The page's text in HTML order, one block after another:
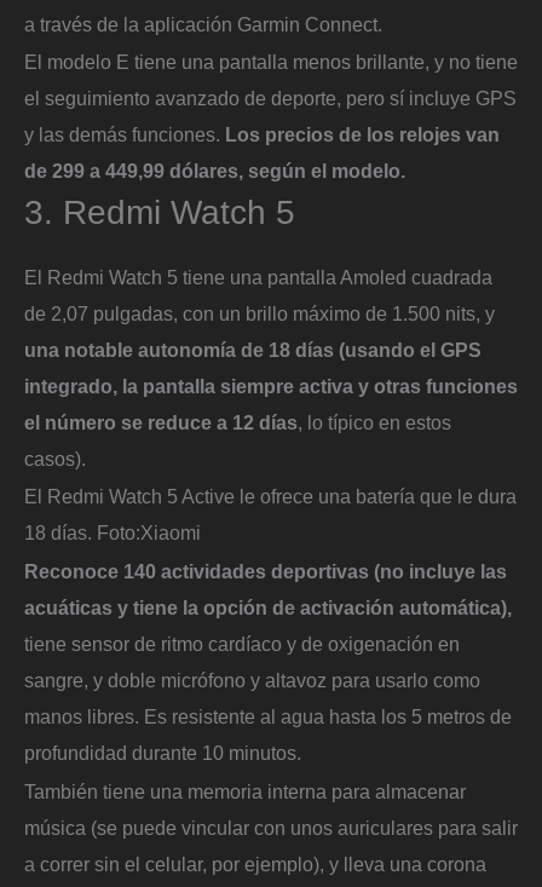
a través de la aplicación Garmin Connect.
El modelo E tiene una pantalla menos brillante, y no tiene
el seguimiento avanzado de deporte, pero sí incluye GPS
y las demás funciones. Los precios de los relojes van
de 299 a 449,99 dólares, según el modelo.
3. Redmi Watch 5
El Redmi Watch 5 tiene una pantalla Amoled cuadrada
de 2,07 pulgadas, con un brillo máximo de 1.500 nits, y
una notable autonomía de 18 días (usando el GPS
integrado, la pantalla siempre activa y otras funciones
el número se reduce a 12 días, lo típico en estos
casos).
El Redmi Watch 5 Active le ofrece una batería que le dura
18 días. Foto:Xiaomi
Reconoce 140 actividades deportivas (no incluye las
acuáticas y tiene la opción de activación automática),
tiene sensor de ritmo cardíaco y de oxigenación en
sangre, y doble micrófono y altavoz para usarlo como
manos libres. Es resistente al agua hasta los 5 metros de
profundidad durante 10 minutos.
También tiene una memoria interna para almacenar
música (se puede vincular con unos auriculares para salir
a correr sin el celular, por ejemplo), y lleva una corona